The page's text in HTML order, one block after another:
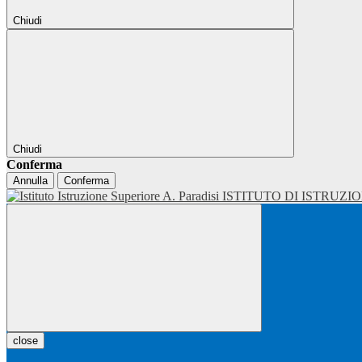
Chiudi
Chiudi
Conferma
Annulla Conferma
ISTITUTO DI
close